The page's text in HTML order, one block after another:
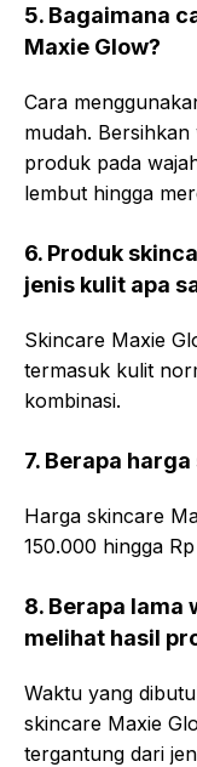
5. Bagaimana
Maxie Glow?
Cara
mudah.
produk pada
lembut hingga
6. Produk
jenis kulit apa
Skincare Maxie
termasuk kulit
kombinasi.
7. Berapa
Harga skincare
150.000 hingga
8. Berapa lama
melihat hasil
Waktu yang
skincare Maxie
tergantung dari